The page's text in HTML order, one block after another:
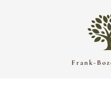
Frank-